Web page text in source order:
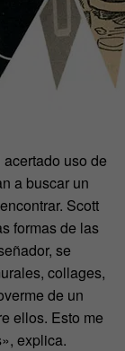
uso de
a buscar un
Scott
formas de las
se
collages,
de un
ellos. Esto me
explica.